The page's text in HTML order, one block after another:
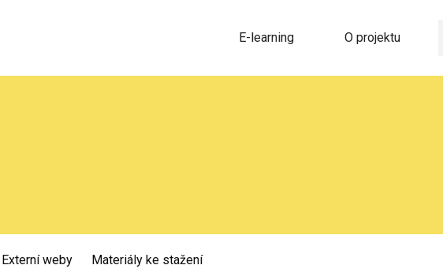
E-learning O projektu
Externí weby Materiály ke stažení